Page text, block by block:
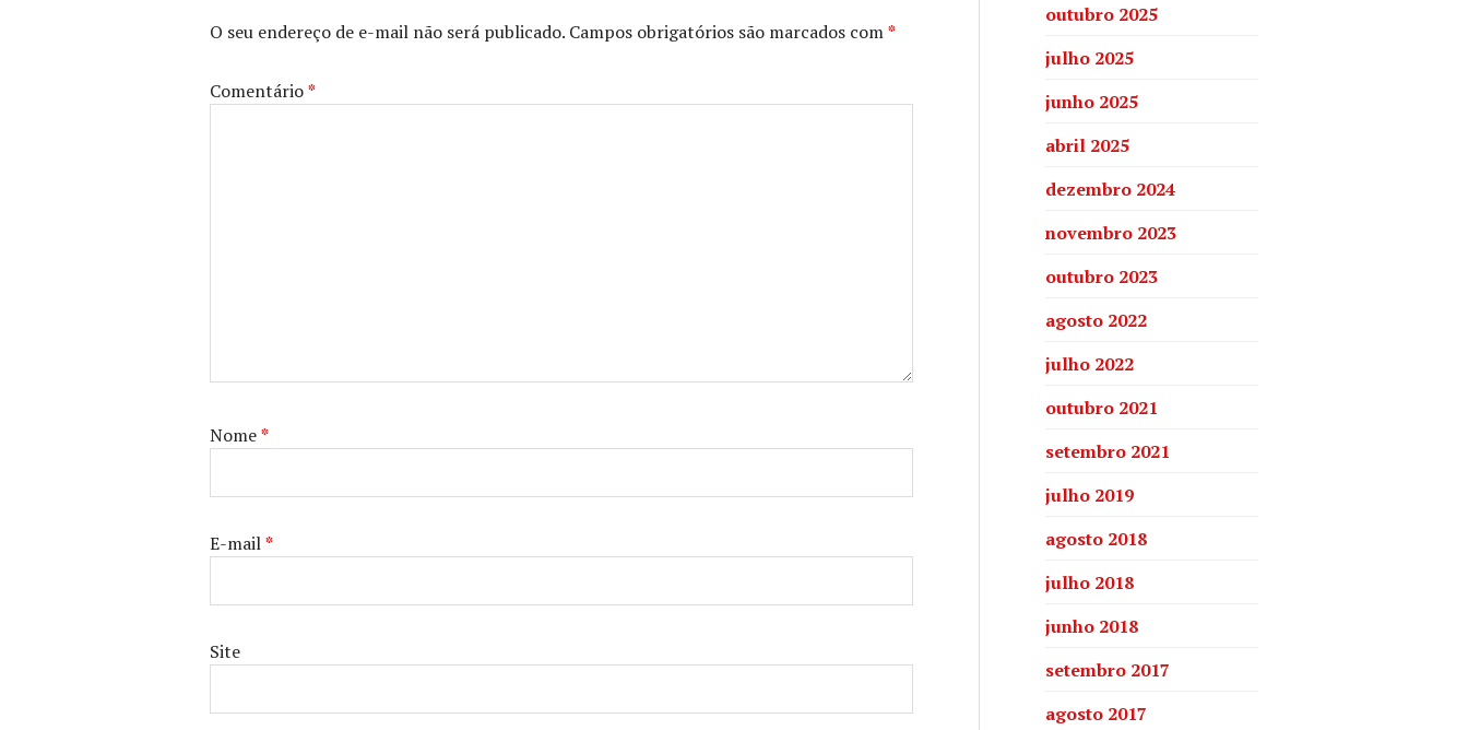
O seu endereço de e-mail não será publicado. Campos obrigatórios são marcados com*
Comentário*
Nome*
E-mail*
Site
outubro 2025
julho 2025
junho 2025
abril 2025
dezembro 2024
novembro 2023
outubro 2023
agosto 2022
julho 2022
outubro 2021
setembro 2021
julho 2019
agosto 2018
julho 2018
junho 2018
setembro 2017
agosto 2017